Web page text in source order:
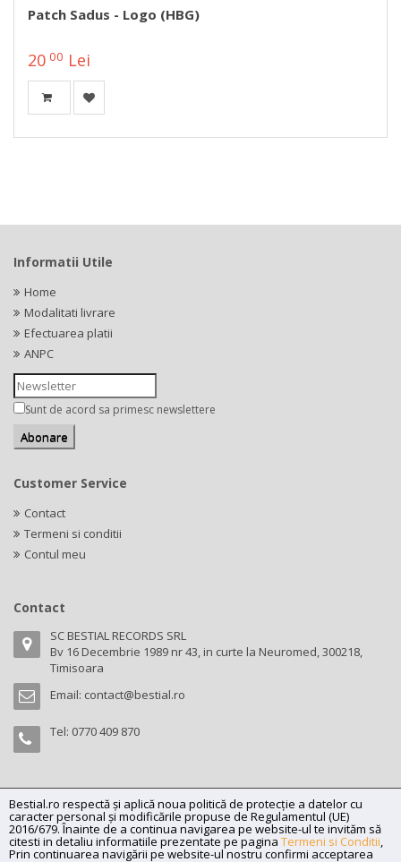
Patch Sadus - Logo (HBG)
20 00 Lei
Bestial.ro respectă și aplică noua politică de protecție a datelor cu
caracter personal și modificările propuse de Regulamentul (UE)
2016/679. Înainte de a continua navigarea pe website-ul te invităm să
citesti in detaliu informatiile prezentate pe pagina Termeni si Conditii,
Prin continuarea navigării pe website-ul nostru confirmi acceptarea
Informatii Utile
Home
Modalitati livrare
Efectuarea platii
ANPC
Sunt de acord sa primesc newslettere
Customer Service
Contact
Termeni si conditii
Contul meu
Contact
SC BESTIAL RECORDS SRL
Bv 16 Decembrie 1989 nr 43, in curte la Neuromed, 300218,
Timisoara
Email: contact@bestial.ro
Tel: 0770 409 870
Copyright (C) 2026bestial.ro -All rights reserved.
SC BESTIAL RECORDS SRL, Nr. R.C.: J35/345/2005, C.U.I.: RO17197870,
Adresa: Bv 16 Decembrie 1989 nr 43, in curte la Neuromed, 300218,